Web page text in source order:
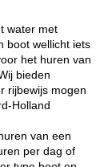
water met
boot wellicht iets
het huren van
bieden
rijbewijs mogen
Holland
van een
per dag of